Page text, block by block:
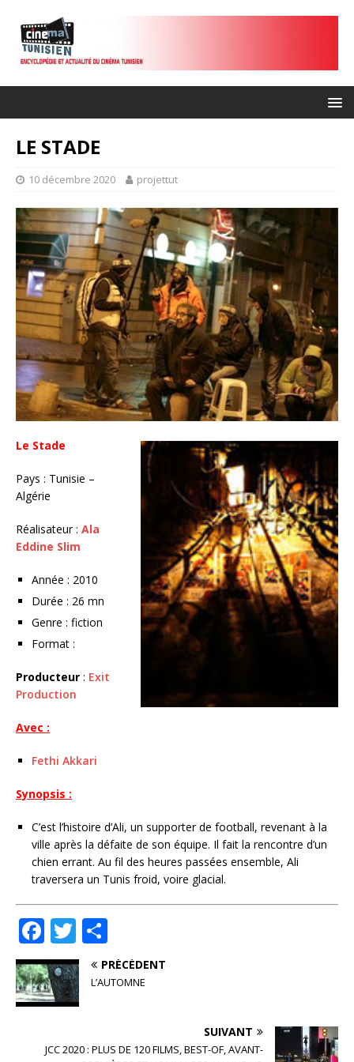
LE STADE
10 décembre 2020 projettut
Le Stade
Pays : Tunisie –
Algérie
Réalisateur : Ala
Eddine Slim
Année : 2010
Durée : 26 mn
Genre : fiction
Format :
Producteur : Exit
Production
Avec :
Fethi Akkari
Synopsis :
C’est l’histoire d’Ali, un supporter de football, revenant à la
ville après la défaite de son équipe. Il fait la rencontre d’un
chien errant. Au fil des heures passées ensemble, Ali
traversera un Tunis froid, voire glacial.
F
a
c
e
T
w
it
te
ar
ta
PRÉCÉDENT
L’AUTOMNE
SUIVANT
JCC 2020 : PLUS DE 120 FILMS, BEST-OF, AVANT-